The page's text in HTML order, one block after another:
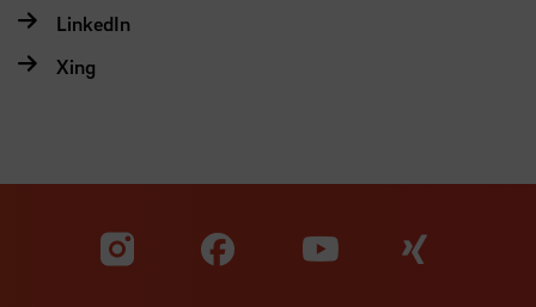
LinkedIn
Xing
Zu unserer Facebook
Zu